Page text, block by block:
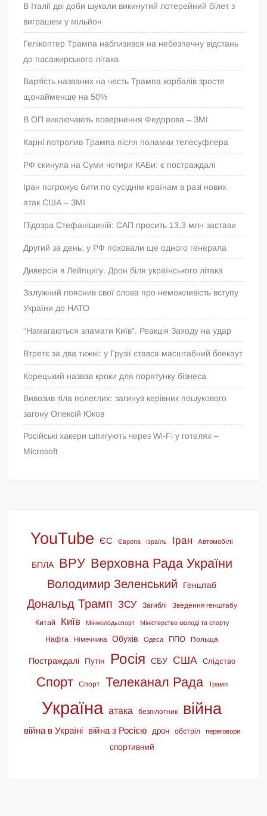
В Італії дві доби шукали викинутий лотерейний білет з
виграшем у мільйон
Гелікоптер Трампа наблизився на небезпечну відстань
до пасажирського літака
Вартість названих на честь Трампа корбалів зросте
щонайменше на 50%
В ОП виключають повернення Федорова – ЗМІ
Карні потролив Трампа після поламки телесуфлера
РФ скинула на Суми чотири КАБи: є постраждалі
Іран погрожує бити по сусіднім країнам в разі нових
атак США – ЗМІ
Підозра Стефанішиній: САП просить 13,3 млн застави
Другий за день: у РФ поховали ще одного генерала
Диверсія в Лейпцигу. Дрон біля українського літака
Залужний пояснив свої слова про неможливість вступу
України до НАТО
“Намагаються зламати Київ”. Реакція Заходу на удар
Втретє за два тижні: у Грузії стався масштабний блекаут
Корецький назвав кроки для порятунку бізнеса
Вивозив тіла полеглих: загинув керівник пошукового
загону Олексій Юков
Російські хакери шпигують через Wi-Fi у готелях –
Microsoft
YouTube ЄС Європа Ізраїль Іран Автомобілі
БПЛА ВРУ Верховна Рада України
Володимир Зеленський Генштаб
Дональд Трамп ЗСУ Загиблі Зведення генштабу
Китай Київ Мінмолодьспорт Міністерство молоді та спорту
Нафта Німеччина Обухів Одеса ППО Польща
Постраждалі Путін Росія СБУ США Слідство
Спорт Спорт Телеканал Рада Трамп
Україна атака безпілотник війна
війна в Україні війна з Росією дрон обстріл переговори
спортивний